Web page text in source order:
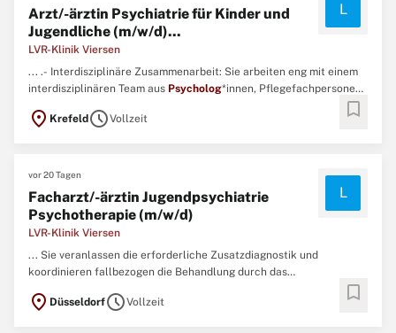
Arzt/-ärztin Psychiatrie für Kinder und
Jugendliche (m/w/d)...
LVR-Klinik Viersen
L
... .- Interdisziplinäre Zusammenarbeit: Sie arbeiten eng mit einem
interdisziplinären Team aus Psycholog*innen, Pflegefachpersonen,
Erzieher*innen und Fachtherapeut*innen aus Bewegungstherapie,
Ergotherapie, Kreativtherapie, Musiktherapie und Logopädie
location_on Krefeld scheduleVollzeit bookmark
vor 20 Tagen
Facharzt/-ärztin Jugendpsychiatrie
Psychotherapie (m/w/d)
LVR-Klinik Viersen
L
... Sie veranlassen die erforderliche Zusatzdiagnostik und
koordinieren fallbezogen die Behandlung durch das
multiprofessionelle Team.Interdisziplinäre Zusammenarbeit: Sie
arbeiten eng mit einem interdisziplinären Team aus
location_on DüsseldorfscheduleVollzeit bookmark